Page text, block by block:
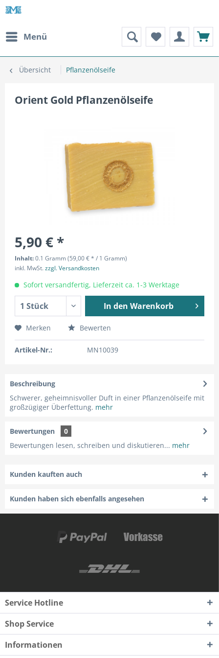
Menü
Übersicht Pflanzenölseife
Orient Gold Pflanzenölseife
5,90 € *
Inhalt:0.1 Gramm (59,00 € * / 1 Gramm)
inkl. MwSt.zzgl. Versandkosten
Sofort versandfertig, Lieferzeit ca. 1-3 Werktage
In den Warenkorb
Merken Bewerten
Artikel-Nr.: MN10039
Beschreibung
Schwerer, geheimnisvoller Duft in einer Pflanzenölseife mit
großzügiger Überfettung. mehr
Bewertungen
0
Bewertungen lesen, schreiben und diskutieren... mehr
Kunden kauften auch
Kunden haben sich ebenfalls angesehen
Service Hotline
Shop Service
Informationen